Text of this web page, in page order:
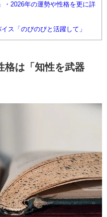
・2026年の運勢や性格を更に詳
ス「のびのびと活躍して」
格は「知性を武器